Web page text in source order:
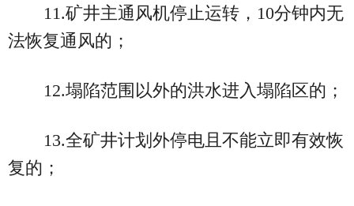
11.矿井主通风机停止运转，10分钟内无
法恢复通风的；
12.塌陷范围以外的洪水进入塌陷区的；
13.全矿井计划外停电且不能立即有效恢
复的；